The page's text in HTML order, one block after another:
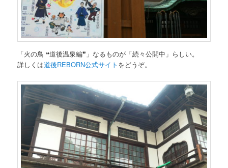
「火の鳥 ❝道後温泉編❞」なるものが「続々公開中」らしい。
詳しくは道後REBORN公式サイト をどうぞ。